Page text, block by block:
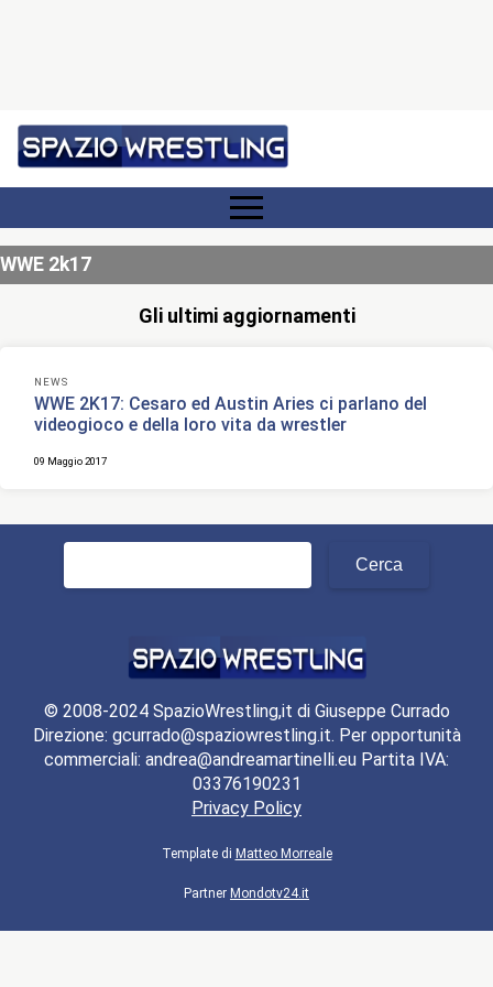
WWE 2k17
Gli ultimi aggiornamenti
NEWS
WWE 2K17: Cesaro ed Austin Aries ci parlano del
videogioco e della loro vita da wrestler
09 Maggio 2017
Ricerca
© 2008-2024 SpazioWrestling,it di Giuseppe Currado
Direzione: gcurrado@spaziowrestling.it. Per opportunità
commerciali: andrea@andreamartinelli.eu Partita IVA:
03376190231
Privacy Policy
Template di Matteo Morreale
Partner Mondotv24.it